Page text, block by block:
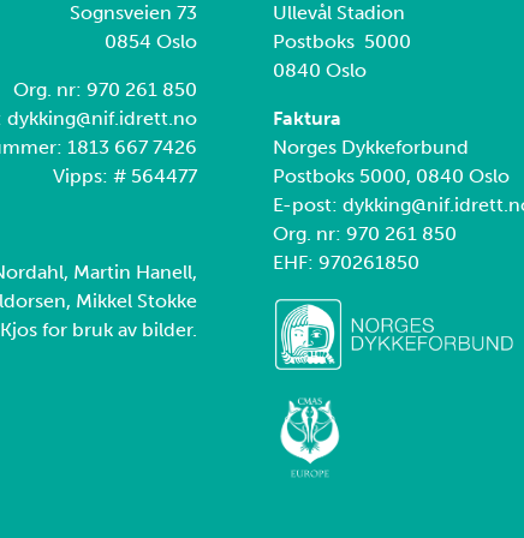
Sognsveien 73
0854 Oslo
Org. nr: 970 261 850
dykking@nif.idrett.no
1813 667 7426
Vipps: # 564477
Martin Hanell,
Mikkel Stokke
for bruk av bilder.
Ullevål Stadion
Postboks 5000
0840 Oslo
Faktura
Norges Dykkeforbund
Postboks 5000, 0840 Oslo
E-post:
Org. nr: 970 261 850
EHF: 970261850